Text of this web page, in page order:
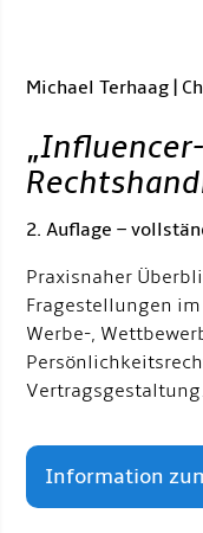
Michael Terhaag |
„
2. Auflage –
Praxisnaher
Fragestellungen
Werbe-,
Information